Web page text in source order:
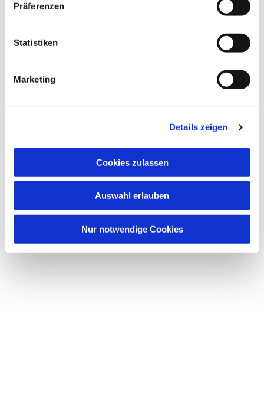
Präferenzen
Statistiken
Marketing
Details zeigen
Cookies zulassen
Auswahl erlauben
Nur notwendige Cookies